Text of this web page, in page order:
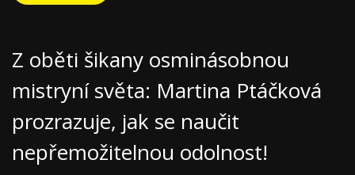
Z oběti šikany osminásobnou
mistryní světa: Martina Ptáčková
prozrazuje, jak se naučit
nepřemožitelnou odolnost!